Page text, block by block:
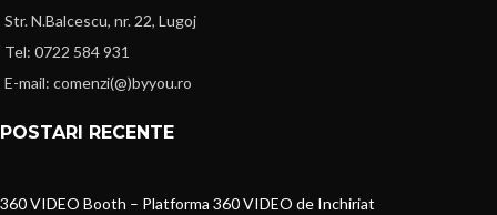
Str. N.Balcescu, nr. 22, Lugoj
Tel: 0722 584 931
E-mail: comenzi(@)byyou.ro
POSTARI RECENTE
360 VIDEO Booth – Platforma 360 VIDEO de Inchiriat